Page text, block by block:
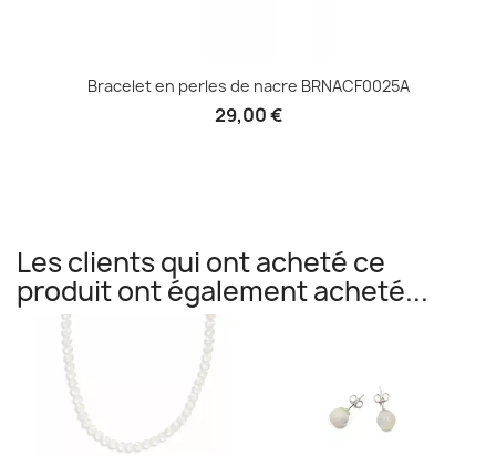
Bracelet en perles de nacre BRNACF0025A
29,00 €
Les clients qui ont acheté ce
produit ont également acheté...